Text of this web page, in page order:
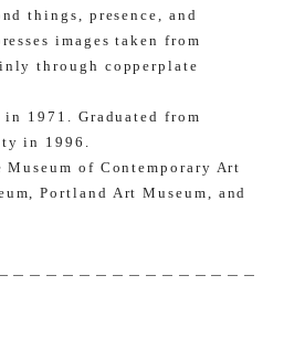
things, presence, and
images taken from
through copperplate
1971. Graduated from
in 1996.
of Contemporary Art
Portland Art Museum, and